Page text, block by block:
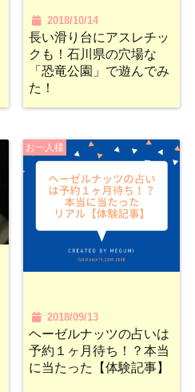
2018/10/14
長い滑り台にアスレチッ
クも！石川県の穴場な
「恐竜公園」で遊んでみ
た！
お一人様
2018/09/13
ヘーゼルナッツの占いは
予約１ヶ月待ち！？本当
に当たった【体験記事】